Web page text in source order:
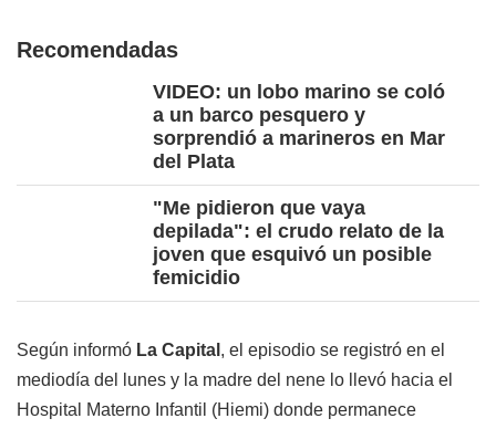
Recomendadas
VIDEO: un lobo marino se coló
a un barco pesquero y
sorprendió a marineros en Mar
del Plata
"Me pidieron que vaya
depilada": el crudo relato de la
joven que esquivó un posible
femicidio
Según informó La Capital , el episodio se registró en el
mediodía del lunes y la madre del nene lo llevó hacia el
Hospital Materno Infantil (Hiemi) donde permanece